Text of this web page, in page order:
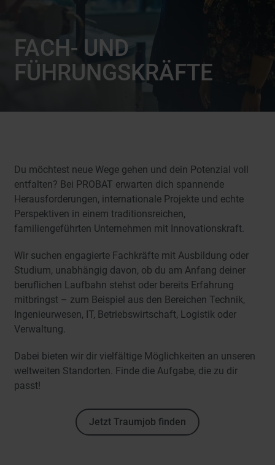
FACH- UND
FÜHRUNGSKRÄFTE
Du möchtest neue Wege gehen und dein Potenzial voll
entfalten? Bei PROBAT erwarten dich spannende
Herausforderungen, internationale Projekte und echte
Perspektiven in einem traditionsreichen,
familiengeführten Unternehmen mit Innovationskraft.
Wir suchen engagierte Fachkräfte mit Ausbildung oder
Studium, unabhängig davon, ob du am Anfang deiner
beruflichen Laufbahn stehst oder bereits Erfahrung
mitbringst – zum Beispiel aus den Bereichen Technik,
Ingenieurwesen, IT, Betriebswirtschaft, Logistik oder
Verwaltung.
Dabei bieten wir dir vielfältige Möglichkeiten an unseren
weltweiten Standorten. Finde die Aufgabe, die zu dir
passt!
Jetzt Traumjob finden